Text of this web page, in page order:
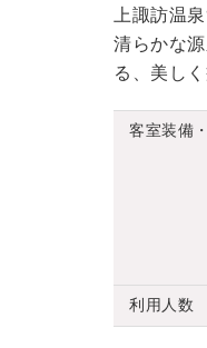
上諏訪温
清らかな
る、美し
客室装備
利用人数